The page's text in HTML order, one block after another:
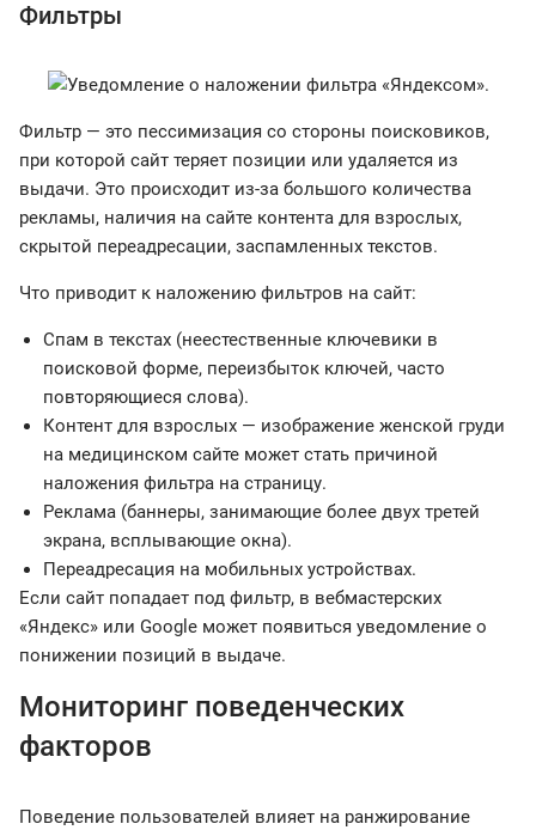
Фильтры
Фильтр — это пессимизация со стороны поисковиков,
при которой сайт теряет позиции или удаляется из
выдачи. Это происходит из-за большого количества
рекламы, наличия на сайте контента для взрослых,
скрытой переадресации, заспамленных текстов.
Что приводит к наложению фильтров на сайт:
Спам в текстах (неестественные ключевики в
поисковой форме, переизбыток ключей, часто
повторяющиеся слова).
Контент для взрослых — изображение женской груди
на медицинском сайте может стать причиной
наложения фильтра на страницу.
Реклама (баннеры, занимающие более двух третей
экрана, всплывающие окна).
Переадресация на мобильных устройствах.
Если сайт попадает под фильтр, в вебмастерских
«Яндекс» или Google может появиться уведомление о
понижении позиций в выдаче.
Мониторинг поведенческих
факторов
Поведение пользователей влияет на ранжирование